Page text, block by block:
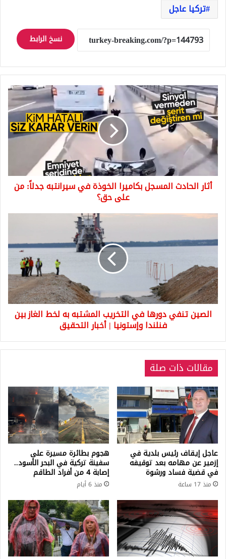
تركيا عاجل
نسخ الرابط
أثار
الحادث
المسجل
بكاميرا
الخوذة
في
سيرانتبه
جدلاً:
من
على
أثار الحادث المسجل بكاميرا الخوذة في سيرانتبه جدلاً: من
على حق؟
الصين
دورها
في
المشتبه
به
لخط
الغاز
بين
|
التحقيق
الصين تنفي دورها في التخريب المشتبه به لخط الغاز بين
فنلندا وإستونيا | أخبار التحقيق
مقالات ذات صلة
عاجل إيقاف رئيس بلدية في
إزمير عن مهامه بعد توقيفه
في قضية فساد ورشوة
منذ 17 ساعة
هجوم بطائرة مسيرة على
سفينة تركية في البحر الأسود..
إصابة 4 من أفراد الطاقم
منذ 6 أيام